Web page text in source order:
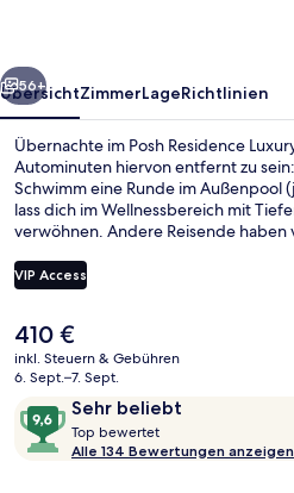
Weiter
56+
ÜbersichtZimmerLageRichtlinien
Übernachte im Posh Residence
Autominuten hiervon entfernt zu
Schwimm eine Runde im Außenpool
lass dich im Wellnessbereich mit
verwöhnen. Andere Reisende haben
VIP Access
Der
aktuelle
Preis
410 €.
410 €
inkl. Steuern & Gebühren
6. Sept.–7. Sept.
Bewertungen
Sehr beliebt
9,6
von
10,
Top bewertet
o
Alle 134 Bewertungen anzeigen